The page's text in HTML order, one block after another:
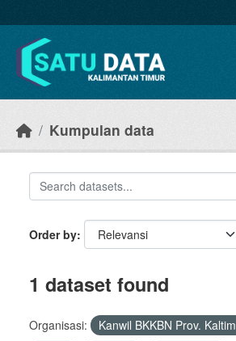
Kumpulan data
Order by
1 dataset found
Organisasi: Kanwil BKKBN Prov. Kaltim